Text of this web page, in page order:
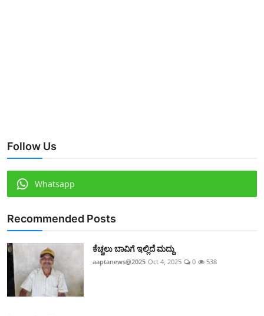
Follow Us
Whatsapp
Recommended Posts
ಕೆಚ್ಚಲು ಬಾವಿಗೆ ಇಲ್ಲಿದೆ ಮದ್ದು
aaptanews@2025 Oct 4, 2025 0 538